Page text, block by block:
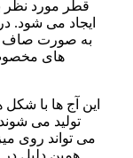
قطر مورد نظر
ایجاد می شود.
به صورت صاف
های
این آج ها با
تولید می
می تواند روی
همین دلیل در